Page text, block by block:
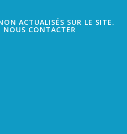
ACTUALISÉS SUR LE SITE.
NOUS CONTACTER